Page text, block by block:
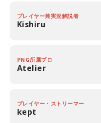
プレイヤー兼実況解説者
Kishiru
PNG所属プロ
Atelier
プレイヤー・ストリーマー
kept